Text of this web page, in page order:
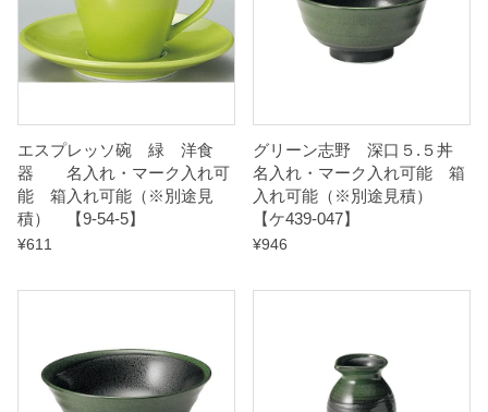
0
8
】
q
u
a
n
エスプレッソ碗 緑 洋食
器 名入れ・マーク入れ可
能 箱入れ可能（※別途見
積） 【9-54-5】
¥611
グリーン志野 深口５.５丼
名入れ・マーク入れ可能 箱
入れ可能（※別途見積）
【ケ439-047】
¥946